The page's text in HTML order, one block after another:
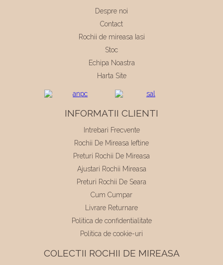
Despre noi
Contact
Rochii de mireasa Iasi
Stoc
Echipa Noastra
Harta Site
INFORMATII CLIENTI
Intrebari Frecvente
Rochii De Mireasa Ieftine
Preturi Rochii De Mireasa
Ajustari Rochii Mireasa
Preturi Rochii De Seara
Cum Cumpar
Livrare Returnare
Politica de confidentialitate
Politica de cookie-uri
COLECTII ROCHII DE MIREASA